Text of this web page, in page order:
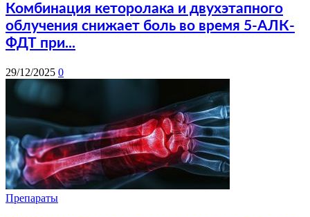
Комбинация кеторолака и двухэтапного
облучения снижает боль во время 5-АЛК-
ФДТ при...
29/12/2025 0
Препараты